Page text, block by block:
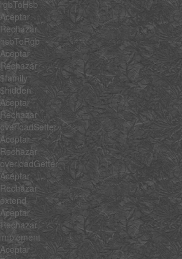
rgbToHsb
Aceptar
Rechazar
hsbToRgb
Aceptar
Rechazar
$family
$hidden
Aceptar
Rechazar
overloadSetter
Aceptar
Rechazar
overloadGetter
Aceptar
Rechazar
extend
Aceptar
Rechazar
implement
Aceptar